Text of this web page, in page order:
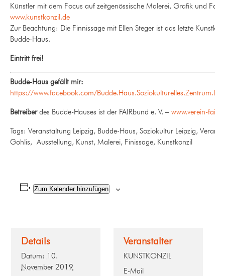
Künstler mit dem Focus auf zeitgenössische Malerei, Grafik und
www.kunstkonzil.de
Zur Beachtung: Die Finnissage mit Ellen Steger ist das letzte
Budde-Haus.
Eintritt frei!
Budde-Haus gefällt mir:
https://www.facebook.com/
Betreiberdes Budde-Hauses ist der FAIRbund e. V. – www.verein-
Tags: Veranstaltung Leipzig, Budde-Haus, Soziokultur Leipzig,
Gohlis, Ausstellung, Kunst, Malerei, Finissage, Kunstkonzil
Zum Kalender hinzufügen
Details
Datum: 10.
November 2019
Veranstalter
KUNSTKONZIL
E-Mail